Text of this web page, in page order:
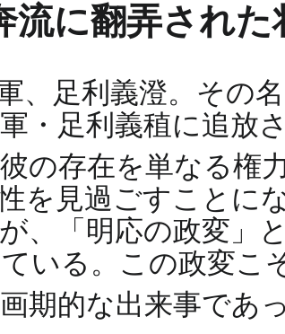
流に翻弄され
、足利義澄。その
・足利義稙に追放
の存在を単なる権
を見過ごすことに
、「明応の政変」
いる。この政変こ
期的な出来事であ